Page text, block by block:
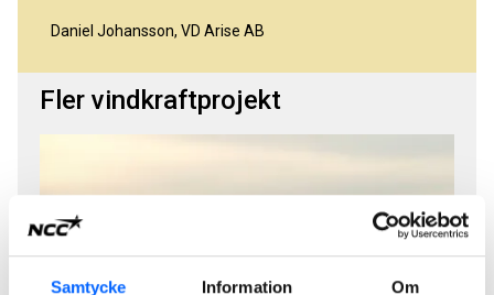
Samtycke Information Om
Daniel Johansson, VD Arise AB
Fler vindkraftprojekt